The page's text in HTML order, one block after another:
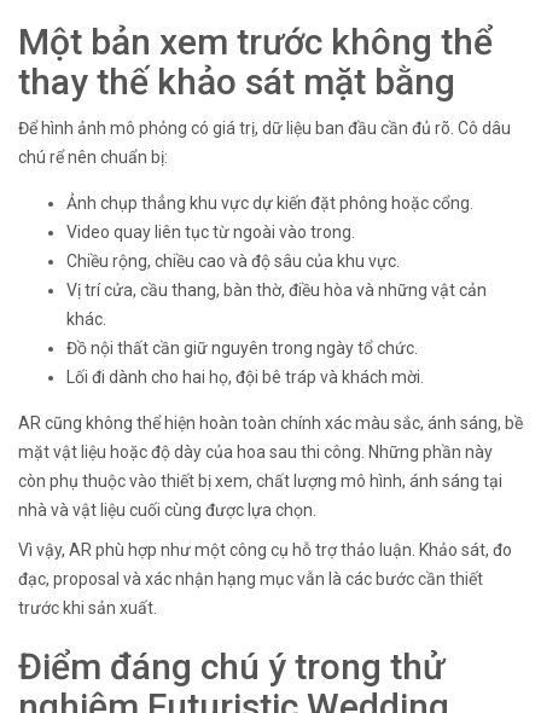
Một bản xem trước không thể
thay thế khảo sát mặt bằng
Để hình ảnh mô phỏng có giá trị, dữ liệu ban đầu cần đủ rõ. Cô dâu
chú rể nên chuẩn bị:
Ảnh chụp thẳng khu vực dự kiến đặt phông hoặc cổng.
Video quay liên tục từ ngoài vào trong.
Chiều rộng, chiều cao và độ sâu của khu vực.
Vị trí cửa, cầu thang, bàn thờ, điều hòa và những vật cản
khác.
Đồ nội thất cần giữ nguyên trong ngày tổ chức.
Lối đi dành cho hai họ, đội bê tráp và khách mời.
AR cũng không thể hiện hoàn toàn chính xác màu sắc, ánh sáng, bề
mặt vật liệu hoặc độ dày của hoa sau thi công. Những phần này
còn phụ thuộc vào thiết bị xem, chất lượng mô hình, ánh sáng tại
nhà và vật liệu cuối cùng được lựa chọn.
Vì vậy, AR phù hợp như một công cụ hỗ trợ thảo luận. Khảo sát, đo
đạc, proposal và xác nhận hạng mục vẫn là các bước cần thiết
trước khi sản xuất.
Điểm đáng chú ý trong thử